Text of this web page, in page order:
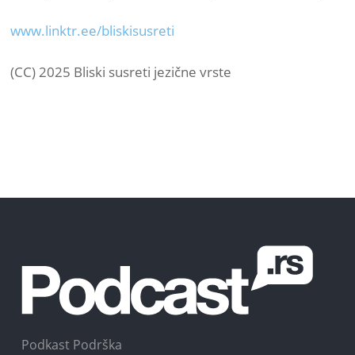
www.linktr.ee/bliskisusreti
(CC) 2025 Bliski susreti jezične vrste
Podkast Podrška